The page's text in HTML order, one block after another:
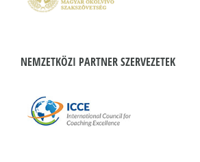
NEMZETKÖZI PARTNER SZERVEZETEK